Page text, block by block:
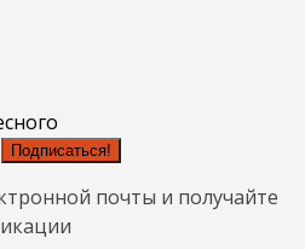
Подписаться!
почты и получайте